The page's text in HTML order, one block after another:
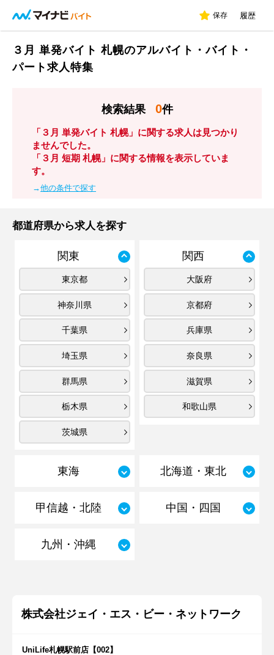
保存 履歴
３月 単発バイト 札幌のアルバイト・バイト・
パート求人特集
検索結果 0件
「３月 単発バイト 札幌」に関する求人は見つかり
ませんでした。
「３月 短期 札幌」に関する情報を表示していま
す。
→他の条件で探す
都道府県から求人を探す
関東
東京都
神奈川県
千葉県
埼玉県
群馬県
栃木県
茨城県
関西
大阪府
京都府
兵庫県
奈良県
滋賀県
和歌山県
東海 北海道・東北
甲信越・北陸 中国・四国
九州・沖縄
株式会社ジェイ・エス・ビー・ネットワーク
UniLife札幌駅前店【002】